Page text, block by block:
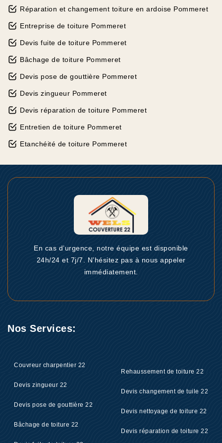
Réparation et changement toiture en ardoise Pommeret
Entreprise de toiture Pommeret
Devis fuite de toiture Pommeret
Bâchage de toiture Pommeret
Devis pose de gouttière Pommeret
Devis zingueur Pommeret
Devis réparation de toiture Pommeret
Entretien de toiture Pommeret
Etanchéité de toiture Pommeret
En cas d’urgence, notre équipe est disponible
24h/24 et 7j/7. N’hésitez pas à nous appeler
immédiatement.
Nos Services:
Couvreur charpentier 22
Devis zingueur 22
Devis pose de gouttière 22
Bâchage de toiture 22
Rehaussement de toiture 22
Devis changement de tuile 22
Devis nettoyage de toiture 22
Devis réparation de toiture 22